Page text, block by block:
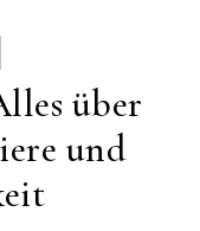
über
und